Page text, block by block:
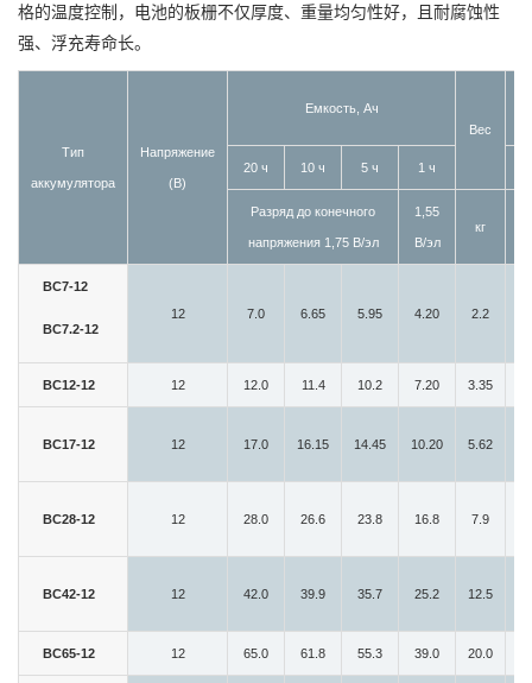
格的温度控制，电池的板栅不仅厚度、重量均匀性好，且耐腐蚀性
强、浮充寿命长。
Тип
аккумулятора
Напряжение
(В)
Емкость, Ач
Вес
20 ч 10 ч 5 ч 1 ч
Разряд до конечного
напряжения 1,75 В/эл
1,55
В/эл
кг
BC7-12
BC7.2-12
12 7.0 6.65 5.95 4.20 2.2
BC12-12 12 12.0 11.4 10.2 7.20 3.35
BC17-12 12 17.0 16.15 14.45 10.20 5.62
BC28-12 12 28.0 26.6 23.8 16.8 7.9
BC42-12 12 42.0 39.9 35.7 25.2 12.5
BC65-12 12 65.0 61.8 55.3 39.0 20.0